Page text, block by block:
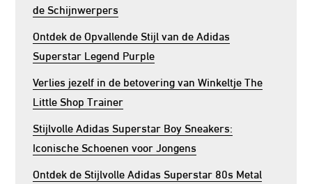
de Schijnwerpers
Ontdek de Opvallende Stijl van de Adidas
Superstar Legend Purple
Verlies jezelf in de betovering van Winkeltje The
Little Shop Trainer
Stijlvolle Adidas Superstar Boy Sneakers:
Iconische Schoenen voor Jongens
Ontdek de Stijlvolle Adidas Superstar 80s Metal